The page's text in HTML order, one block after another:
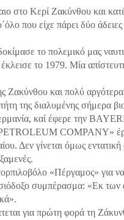
στο Κερί Ζακύνθου και
που είχε πάρει δύο
το πολεμικό μας
το 1979. Μία
Ζακύνθου και πολύ
της διαλυμένης
καί έφερε την
COMPANY»
Δεν γίνεται όμως
«Πέργαμος» για
συμπέρασμα: «Εκ των
για πρώτη φορά τη